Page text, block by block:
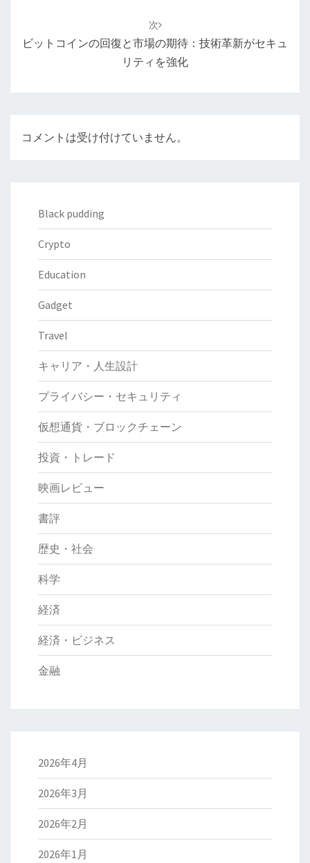
ョ
次
ビットコインの回復と市場の期待：技術革新がセキュ
リティを強化
コメントは受け付けていません。
Black pudding
Crypto
Education
Gadget
Travel
キャリア・人生設計
プライバシー・セキュリティ
仮想通貨・ブロックチェーン
投資・トレード
映画レビュー
書評
歴史・社会
科学
経済
経済・ビジネス
金融
2026年4月
2026年3月
2026年2月
2026年1月